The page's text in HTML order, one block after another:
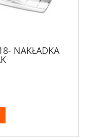
NAKŁADKA